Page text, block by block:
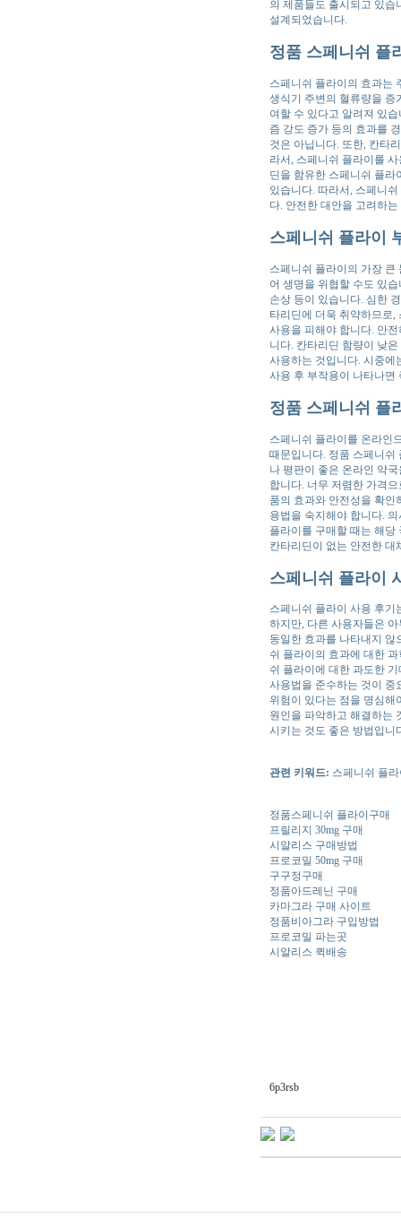
의 제품들도 출시되고 있
설계되었습니다.
정품 스페니쉬 플
스페니쉬 플라이의 효과는
생식기 주변의 혈류량을 증
여할 수 있다고 알려져 있
즘 강도 증가 등의 효과를
것은 아닙니다. 또한, 칸타
라서, 스페니쉬 플라이를
딘을 함유한 스페니쉬 플라
있습니다. 따라서, 스페니
다. 안전한 대안을 고려하
스페니쉬 플라이
스페니쉬 플라이의 가장 큰
어 생명을 위협할 수도 있
손상 등이 있습니다. 심한
타리딘에 더욱 취약하므로,
사용을 피해야 합니다. 안
니다. 칸타리딘 함량이 낮
사용하는 것입니다. 시중에
사용 후 부작용이 나타나면
정품 스페니쉬 플
스페니쉬 플라이를 온라인
때문입니다. 정품 스페니쉬
나 평판이 좋은 온라인 약
합니다. 너무 저렴한 가격
품의 효과와 안전성을 확인
용법을 숙지해야 합니다.
플라이를 구매할 때는 해당
칸타리딘이 없는 안전한 대
스페니쉬 플라이
스페니쉬 플라이 사용 후기
하지만, 다른 사용자들은
동일한 효과를 나타내지 않
쉬 플라이의 효과에 대한
쉬 플라이에 대한 과도한
사용법을 준수하는 것이 중
위험이 있다는 점을 명심해
원인을 파악하고 해결하는
시키는 것도 좋은 방법입니
관련 키워드: 스페니쉬 플
정품스페니쉬 플라이구매
프릴리지 30mg 구매
시알리스 구매방법
프로코밀 50mg 구매
구구정구매
정품아드레닌 구매
카마그라 구매 사이트
정품비아그라 구입방법
프로코밀 파는곳
시알리스 퀵배송
6p3rsb